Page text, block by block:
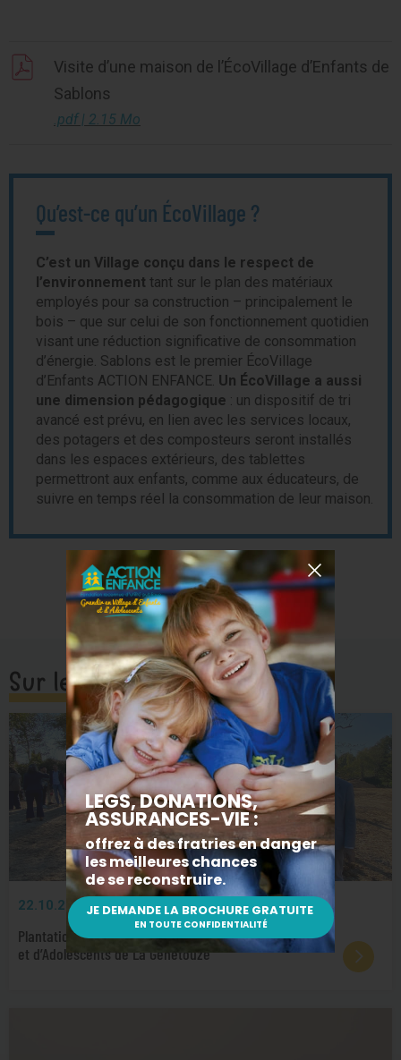
Visite d’une maison de l’ÉcoVillage d’Enfants de
Sablons
.pdf | 2.15 Mo
Qu’est-ce qu’un ÉcoVillage ?
C’est un Village conçu dans le respect de
l’environnement tant sur le plan des matériaux
employés pour sa construction – principalement le
bois – que sur celui de son fonctionnement quotidien
visant une réduction significative de consommation
d’énergie. Sablons est le premier ÉcoVillage
d’Enfants ACTION ENFANCE. Un ÉcoVillage a aussi
une dimension pédagogique : un dispositif de tri
avancé est prévu, en lien avec les services locaux,
des potagers et des composteurs seront installés
dans les espaces extérieurs, des tablettes
permettront aux enfants, comme aux éducateurs, de
suivre en temps réel la consommation de leur maison.
Sur le même sujet
22.10.2025 AU CŒUR DE LA MISSION
Plantation du premier arbre du futur Village d’Enfants
et d’Adolescents de La Genétouze